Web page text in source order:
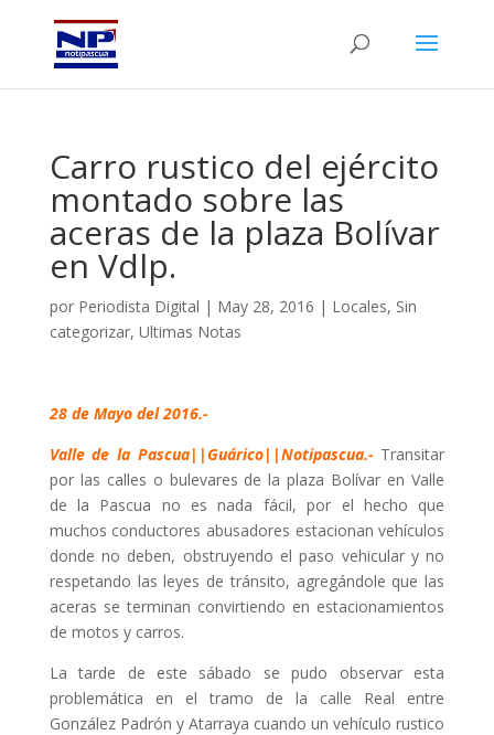
Carro rustico del ejército
montado sobre las
aceras de la plaza Bolívar
en Vdlp.
por Periodista Digital | May 28, 2016 | Locales, Sin
categorizar, Ultimas Notas
28 de Mayo del 2016.-
Valle de la Pascua||Guárico||Notipascua.-Transitar
por las calles o bulevares de la plaza Bolívar en Valle
de la Pascua no es nada fácil, por el hecho que
muchos conductores abusadores estacionan vehículos
donde no deben, obstruyendo el paso vehicular y no
respetando las leyes de tránsito, agregándole que las
aceras se terminan convirtiendo en estacionamientos
de motos y carros.
La tarde de este sábado se pudo observar esta
problemática en el tramo de la calle Real entre
González Padrón y Atarraya cuando un vehículo rustico